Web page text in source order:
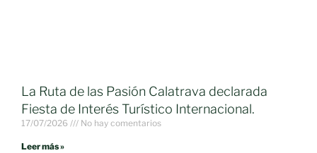
La Ruta de las Pasión Calatrava declarada
Fiesta de Interés Turístico Internacional.
17/07/2026 No hay comentarios
Leer más »